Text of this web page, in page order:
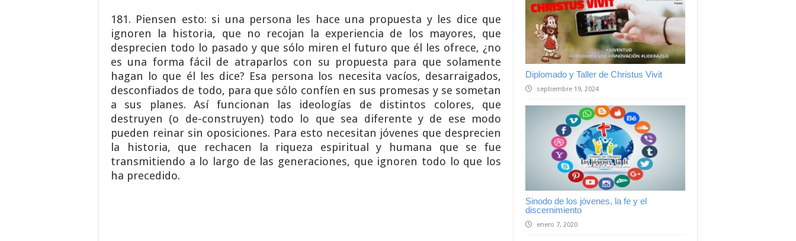
Diplomado y Taller de Christus Vivit
septiembre 19, 2024
Sinodo de los jóvenes, la fe y el
discernimiento
enero 7, 2020
181. Piensen esto: si una persona les hace una propuesta y les dice que
ignoren la historia, que no recojan la experiencia de los mayores, que
desprecien todo lo pasado y que sólo miren el futuro que él les ofrece, ¿no
es una forma fácil de atraparlos con su propuesta para que solamente
hagan lo que él les dice? Esa persona los necesita vacíos, desarraigados,
desconfiados de todo, para que sólo confíen en sus promesas y se sometan
a sus planes. Así funcionan las ideologías de distintos colores, que
destruyen (o de-construyen) todo lo que sea diferente y de ese modo
pueden reinar sin oposiciones. Para esto necesitan jóvenes que desprecien
la historia, que rechacen la riqueza espiritual y humana que se fue
transmitiendo a lo largo de las generaciones, que ignoren todo lo que los
ha precedido.